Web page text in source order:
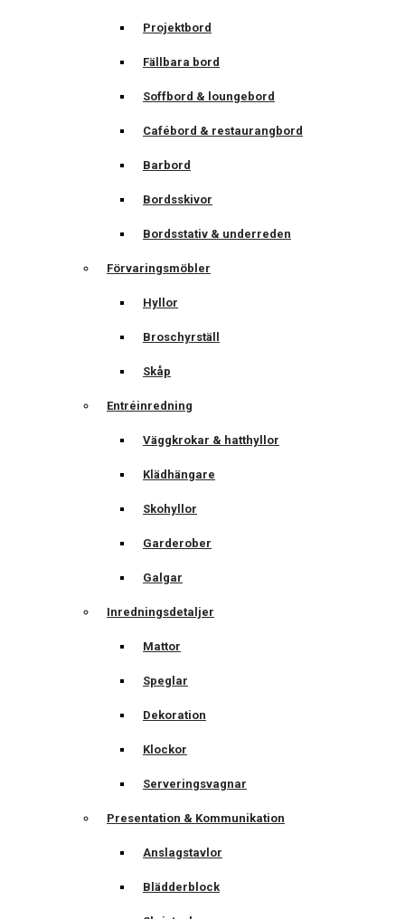
Projektbord
Fällbara bord
Soffbord & loungebord
Cafébord & restaurangbord
Barbord
Bordsskivor
Bordsstativ & underreden
Förvaringsmöbler
Hyllor
Broschyrställ
Skåp
Entréinredning
Väggkrokar & hatthyllor
Klädhängare
Skohyllor
Garderober
Galgar
Inredningsdetaljer
Mattor
Speglar
Dekoration
Klockor
Serveringsvagnar
Presentation & Kommunikation
Anslagstavlor
Blädderblock